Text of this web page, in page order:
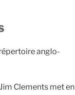
anglo-
Clements met en